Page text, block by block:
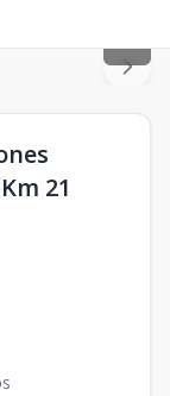
21
en Aut. Duarte,